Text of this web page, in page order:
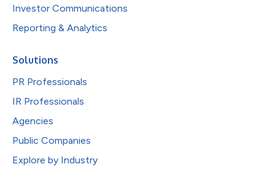
Investor Communications
Reporting & Analytics
Solutions
PR Professionals
IR Professionals
Agencies
Public Companies
Explore by Industry